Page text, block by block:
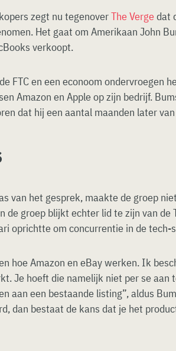
zegt nu tegenoverThe Vergedat
Het gaat om Amerikaan John
verkoopt.
FTC en een econoom ondervroegen
Amazon en Apple op zijn bedrijf.
dat hij een aantal maanden later
van het gesprek, maakte de groep
de groep blijkt echter lid te zijn van de
oprichtte om concurrentie in de
hoe Amazon en eBay werken. Ik
Je hoeft die namelijk niet per se aan
aan een bestaande listing”, aldus
dan bestaat de kans dat je het